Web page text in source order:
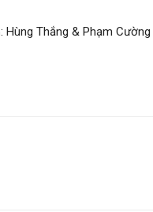
Phạm Cường